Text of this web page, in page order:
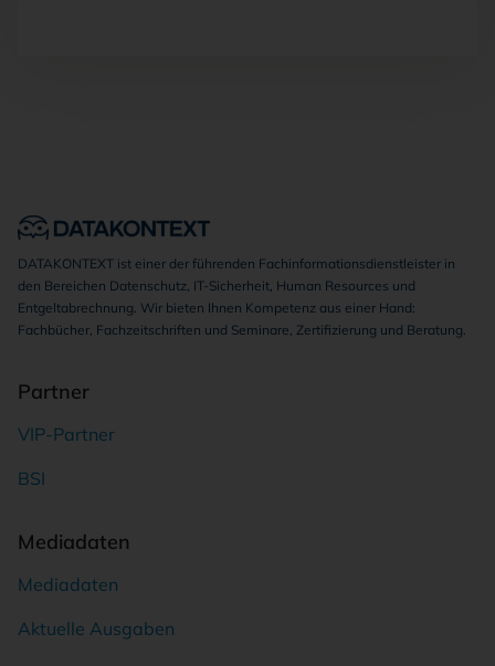
DATAKONTEXT ist einer der führenden Fachinformationsdienstleister in
den Bereichen Datenschutz, IT-Sicherheit, Human Resources und
Entgeltabrechnung. Wir bieten Ihnen Kompetenz aus einer Hand:
Fachbücher, Fachzeitschriften und Seminare, Zertifizierung und Beratung.
Partner
VIP-Partner
BSI
Mediadaten
Mediadaten
Aktuelle Ausgaben